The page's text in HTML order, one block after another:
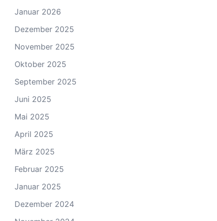
Januar 2026
Dezember 2025
November 2025
Oktober 2025
September 2025
Juni 2025
Mai 2025
April 2025
März 2025
Februar 2025
Januar 2025
Dezember 2024